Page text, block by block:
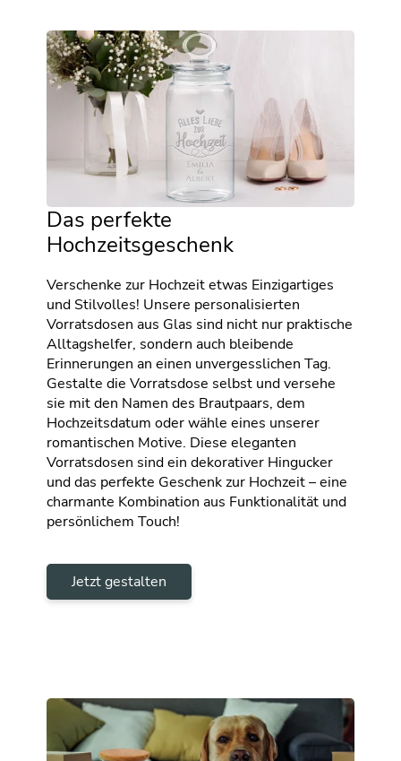
Das perfekte
Hochzeitsgeschenk
Verschenke zur Hochzeit etwas Einzigartiges
und Stilvolles! Unsere personalisierten
Vorratsdosen aus Glas sind nicht nur praktische
Alltagshelfer, sondern auch bleibende
Erinnerungen an einen unvergesslichen Tag.
Gestalte die Vorratsdose selbst und versehe
sie mit den Namen des Brautpaars, dem
Hochzeitsdatum oder wähle eines unserer
romantischen Motive. Diese eleganten
Vorratsdosen sind ein dekorativer Hingucker
und das perfekte Geschenk zur Hochzeit – eine
charmante Kombination aus Funktionalität und
persönlichem Touch!
Jetzt gestalten